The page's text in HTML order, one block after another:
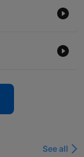
See all